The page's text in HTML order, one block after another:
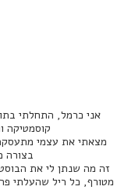
אני כרמל, התחלתי
קוסמטיקה
מצאתי את עצמי
בצורה
זה מה שנתן לי את
מטורף, כל ריל שהעלתי